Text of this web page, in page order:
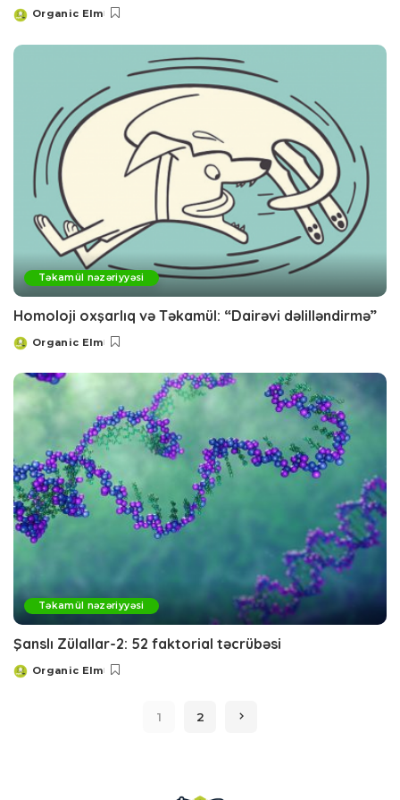
Posted
Organic Elm
Təkamül nəzəriyyəsi
Homoloji oxşarlıq və Təkamül: “Dairəvi dəlilləndirmə”
Posted
Organic Elm
Təkamül nəzəriyyəsi
Şanslı Zülallar-2: 52 faktorial təcrübəsi
Posted
Organic Elm
1 2